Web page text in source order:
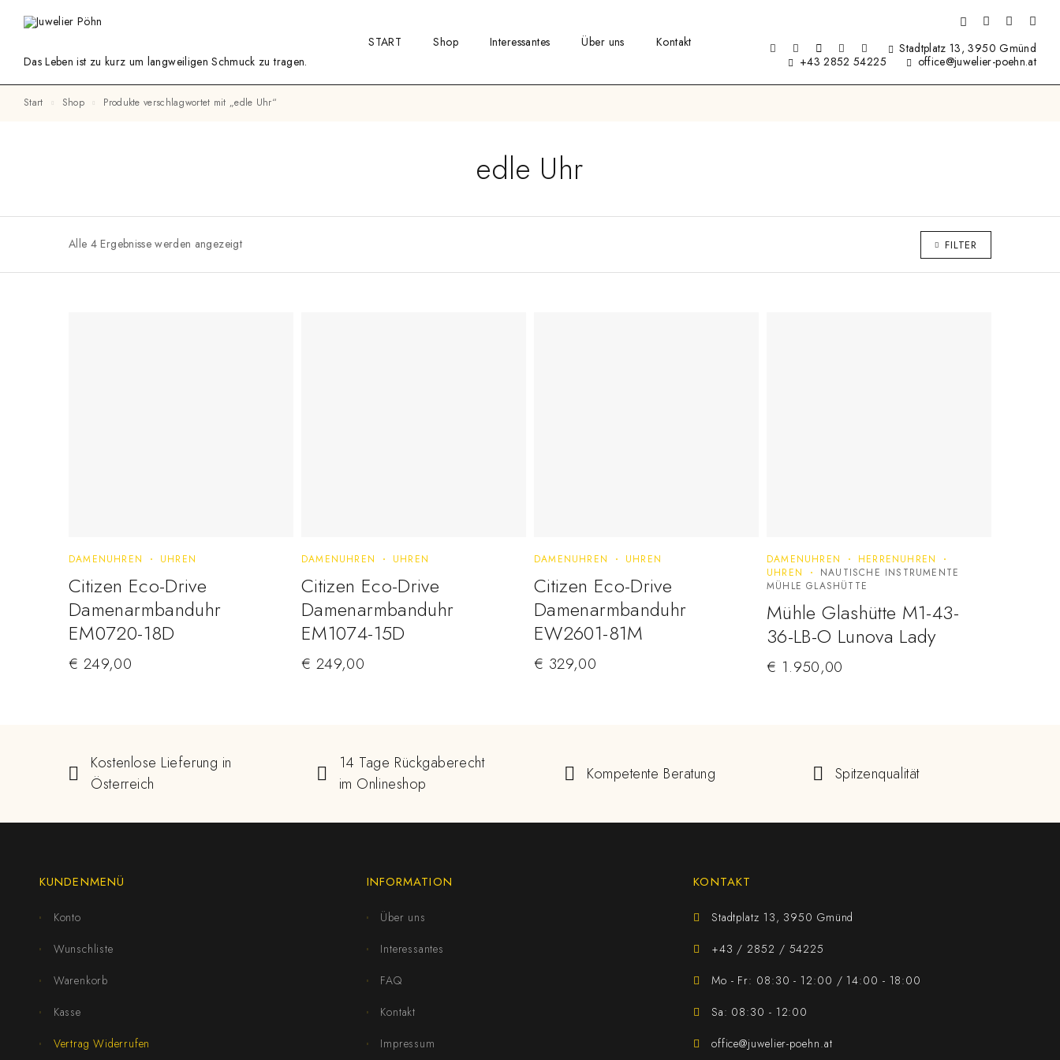
Das Leben ist zu kurz um langweiligen Schmuck zu tragen.
START Shop Interessantes Über uns Kontakt
Stadtplatz 13, 3950 Gmünd
+43 2852 54225
office@juwelier-poehn.at
Start Shop Produkte verschlagwortet mit „edle Uhr“
edle Uhr
Alle 4 Ergebnisse werden angezeigt FILTER
DAMENUHREN UHREN
Citizen Eco-Drive
Damenarmbanduhr
EM0720-18D
€ 249,00
DAMENUHREN UHREN
Citizen Eco-Drive
Damenarmbanduhr
EM1074-15D
€ 249,00
DAMENUHREN UHREN
Citizen Eco-Drive
Damenarmbanduhr
EW2601-81M
€ 329,00
DAMENUHREN
HERRENUHREN
UHREN
NAUTISCHE INSTRUMENTE
MÜHLE GLASHÜTTE
Mühle Glashütte M1-43-
36-LB-O Lunova Lady
€ 1.950,00
Kostenlose Lieferung in
Österreich
14 Tage Rückgaberecht
im Onlineshop
Kompetente Beratung Spitzenqualität
KUNDENMENÜ
Konto
Wunschliste
Warenkorb
Kasse
Vertrag Widerrufen
INFORMATION
Über uns
Interessantes
FAQ
Kontakt
Impressum
KONTAKT
Stadtplatz 13, 3950 Gmünd
+43 / 2852 / 54225
Mo - Fr: 08:30 - 12:00 / 14:00 - 18:00
Sa: 08:30 - 12:00
office@juwelier-poehn.at